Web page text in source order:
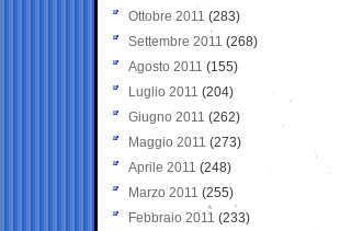
Ottobre 2011 (283)
Settembre 2011 (268)
Agosto 2011 (155)
Luglio 2011 (204)
Giugno 2011 (262)
Maggio 2011 (273)
Aprile 2011 (248)
Marzo 2011 (255)
Febbraio 2011 (233)